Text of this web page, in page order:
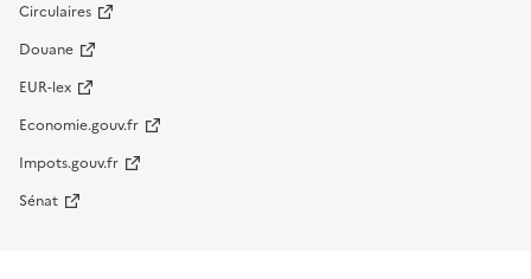
Circulaires
Douane
EUR-lex
Economie.gouv.fr
Impots.gouv.fr
Sénat